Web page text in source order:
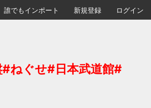
誰でもインポート 新規登録 ログイン
ねぐせ#日本武道館#